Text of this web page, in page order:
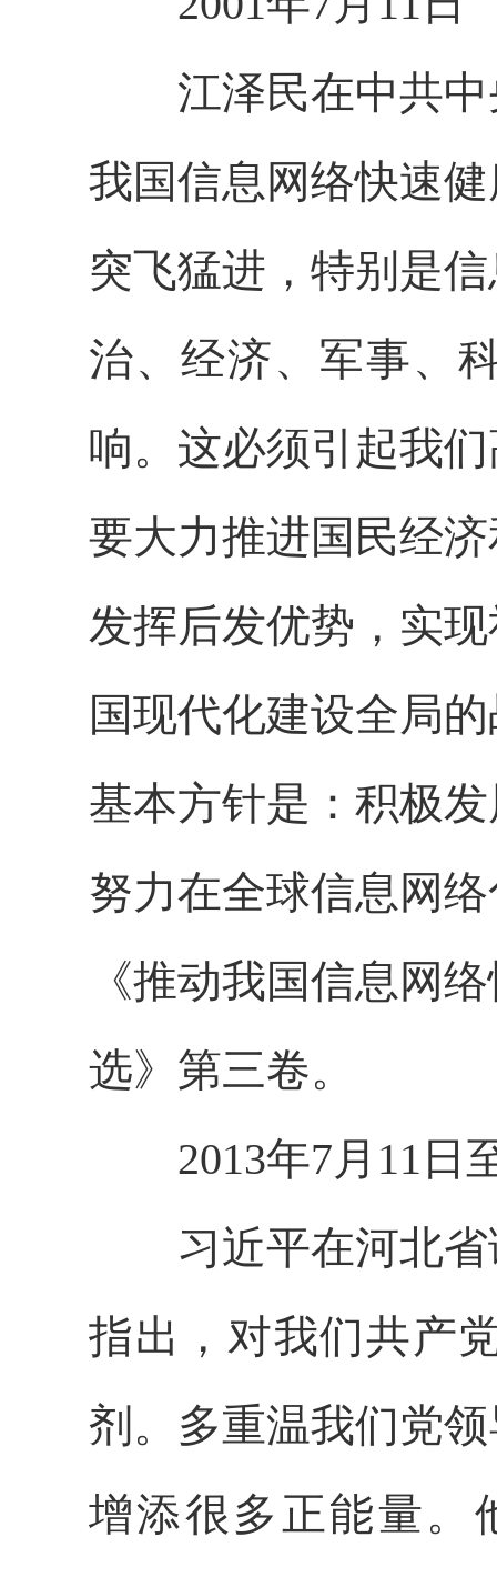
江泽民在中共中
我国信息网络快速
突飞猛进，特别是
治、经济、军事、
响。这必须引起我
要大力推进国民经
发挥后发优势，实
国现代化建设全局
基本方针是：积极
努力在全球信息网
《推动我国信息网
选》第三卷。
2013年7月11日
习近平在河北省
指出，对我们共产
剂。多重温我们党
增添很多正能量。